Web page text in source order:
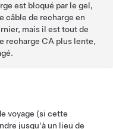
est bloqué par le gel,
câble de recharge en
mais il est tout de
recharge CA plus lente,
voyage (si cette
jusqu'à un lieu de